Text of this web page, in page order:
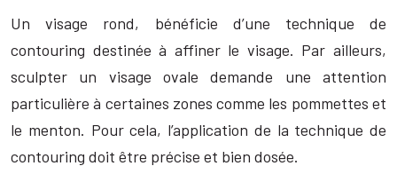
Un visage rond, bénéficie d’une technique de
contouring destinée à affiner le visage. Par ailleurs,
sculpter un visage ovale demande une attention
particulière à certaines zones comme les pommettes et
le menton. Pour cela, l’application de la technique de
contouring doit être précise et bien dosée.